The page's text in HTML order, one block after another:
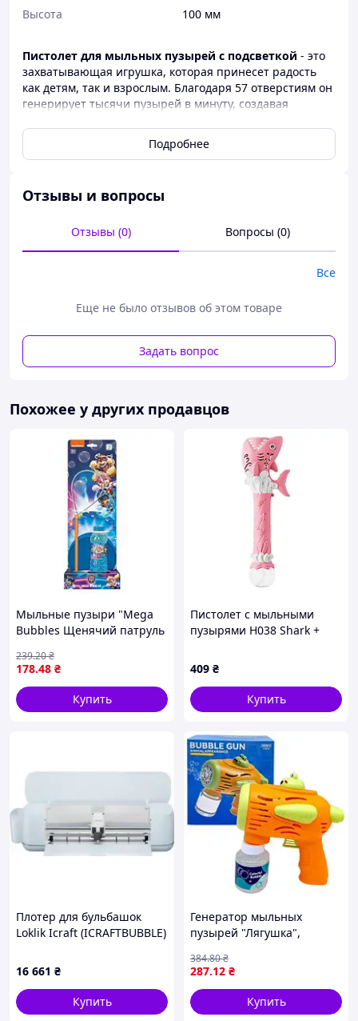
Высота
100 мм
Пистолет для мыльных пузырей с подсветкой - это
захватывающая игрушка, которая принесет радость
как детям, так и взрослым. Благодаря 57 отверстиям он
генерирует тысячи пузырей в минуту, создавая
Игрушка работает от перезаряжаемого Li-
аккумулятора, что делает ее удобной и экономичной в
сверкающий поток пузырей.
токсичных веществ, не раздражает кожу и прост в
эксплуатации. Отлично подойдет для праздников,
гарантируя яркие эмоции и незабываемые моменты.
Характеристики:
(150 мл), перезаряжаемый Li-аккумулятор,
зарядный кабель USB, отвертка
Материал: безопасный пластик
Упаковка: картонная коробка
Подробнее
Отзывы и вопросы
Отзывы (0) Вопросы (0)
Все
Еще не было отзывов об этом товаре
Задать вопрос
Похожее у других продавцов
Мыльные пузыри "Mega
Bubbles Щенячий патруль
178.48 ₴
239.20₴
Купить
Пистолет с мыльными
пузырями H038 Shark +
409 ₴
Купить
Плотер для бульбашок
Loklik Icraft (ICRAFTBUBBLE)
16 661 ₴
Купить
Генератор мыльных
пузырей "Лягушка",
287.12 ₴
384.80₴
Купить